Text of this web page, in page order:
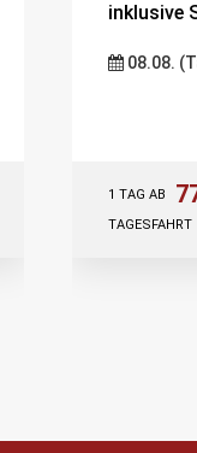
inklusive
08.08.
1 TAG AB
TAGESFAHRT